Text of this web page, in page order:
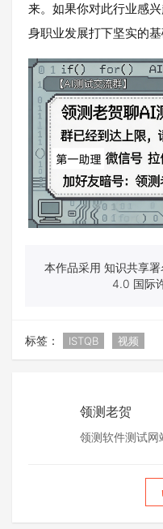
来。如果你对此行业感
身职业发展打下坚实的基
本作品采用 知识共享
4.0 国际
标签： ISTQB 视频
领测老贺
领测软件测试网
测老贺聊软件